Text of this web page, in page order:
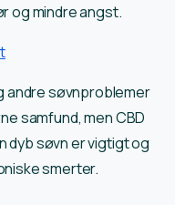
og mindre angst.
andre søvnproblemer
samfund, men CBD
dyb søvn er vigtigt og
smerter.